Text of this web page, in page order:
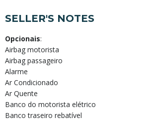
SELLER'S NOTES
Opcionais:
Airbag motorista
Airbag passageiro
Alarme
Ar Condicionado
Ar Quente
Banco do motorista elétrico
Banco traseiro rebatível